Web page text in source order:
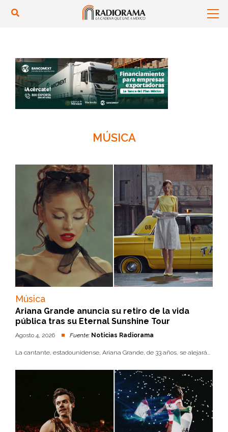
MÚSICA
Música
Ariana Grande anuncia su retiro de la vida
pública tras su Eternal Sunshine Tour
Agosto 4, 2026 Fuente: Noticias Radiorama
La cantante, estadounidense, Ariana Grande, de 33 años, se alejará...